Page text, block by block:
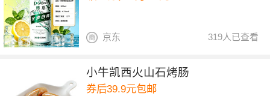
319人已查看
京东
小牛凯西火山石烤肠
券后39.9元包邮